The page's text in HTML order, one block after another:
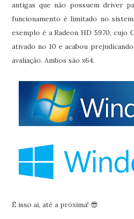
antigas que não possuem driver
funcionamento é limitado no
exemplo é a Radeon HD 5970, cujo
ativado no 10 e acabou
avaliação. Ambos são x64.
É isso aí, até a próxima! 😎